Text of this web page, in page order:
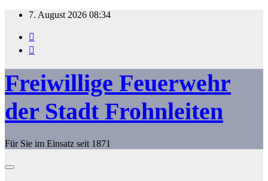
Zum
springen
7. August 2026 08:34
Freiwillige Feuerwehr
der Stadt Frohnleiten
Für Sie im Einsatz seit 1871